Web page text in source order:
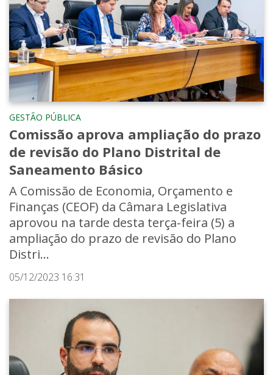
GESTÃO PÚBLICA
Comissão aprova ampliação do prazo
de revisão do Plano Distrital de
Saneamento Básico
A Comissão de Economia, Orçamento e
Finanças (CEOF) da Câmara Legislativa
aprovou na tarde desta terça-feira (5) a
ampliação do prazo de revisão do Plano
Distri...
05/12/2023 16:31